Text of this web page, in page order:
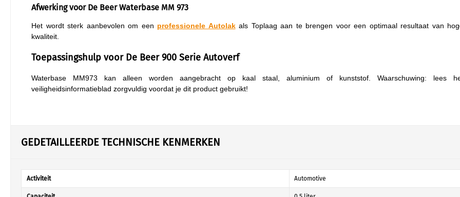
Afwerking voor De Beer Waterbase MM 973
Het wordt sterk aanbevolen om een professionele Autolakals Toplaag aan te brengen voor een optimaal resultaat van
kwaliteit.
Toepassingshulp voor De Beer 900 Serie Autoverf
Waterbase MM973 kan alleen worden aangebracht op kaal staal, aluminium of kunststof. Waarschuwing: lees
veiligheidsinformatieblad zorgvuldig voordat je dit product gebruikt!
GEDETAILLEERDE TECHNISCHE KENMERKEN
Activiteit Automotive